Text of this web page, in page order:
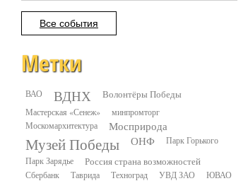
Все события
Метки
ВАО ВДНХ Волонтёры Победы
Мастерская «Сенеж»
минпромторг
Москомархитектура
Мосприрода
Музей Победы ОНФ
Парк Горького
Парк Зарядье
Россия страна возможностей
Сбербанк Таврида Техноград УВД ЗАО ЮВАО